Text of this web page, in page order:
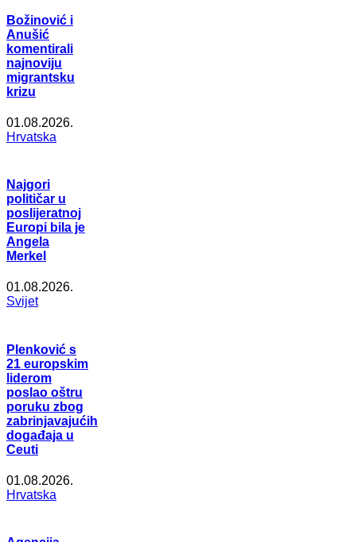
Božinović i
Anušić
komentirali
najnoviju
migrantsku
krizu
01.08.2026.
Hrvatska
Najgori
političar u
poslijeratnoj
Europi bila je
Angela
Merkel
01.08.2026.
Svijet
Plenković s
21 europskim
liderom
poslao oštru
poruku zbog
zabrinjavajućih
događaja u
Ceuti
01.08.2026.
Hrvatska